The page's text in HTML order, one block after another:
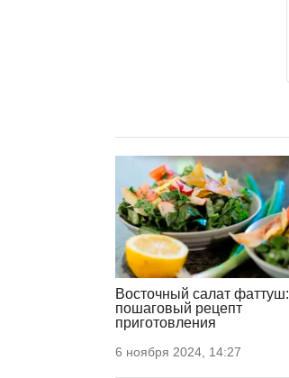
Восточный салат фаттуш:
пошаговый рецепт
приготовления
6 ноября 2024, 14:27